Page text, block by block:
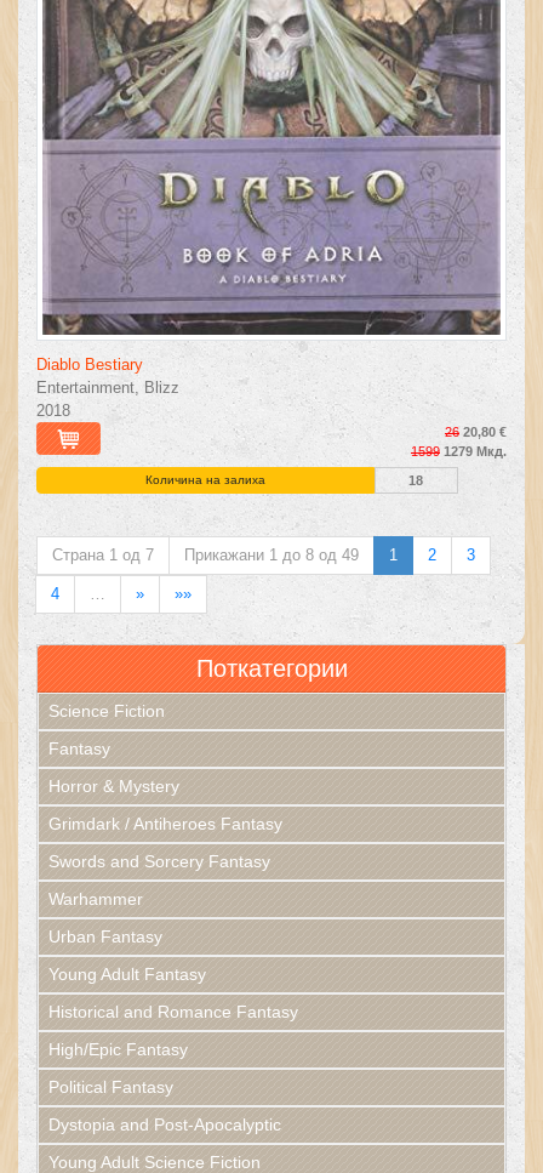
Diablo Bestiary
Entertainment, Blizz
2018
26 20,80 €
1599 1279 Мкд.
Количина на залиха 18
Страна 1 од 7 Прикажани 1 до 8 од 49 1 2 3
4 » »»
Поткатегории
Science Fiction
Fantasy
Horror & Mystery
Grimdark / Antiheroes Fantasy
Swords and Sorcery Fantasy
Warhammer
Urban Fantasy
Young Adult Fantasy
Historical and Romance Fantasy
High/Epic Fantasy
Political Fantasy
Dystopia and Post-Apocalyptic
Young Adult Science Fiction